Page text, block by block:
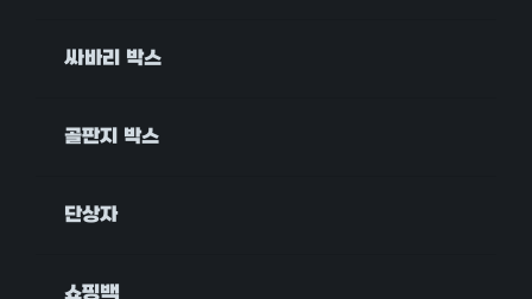
싸바리 박스
골판지 박스
단상자
쇼핑백